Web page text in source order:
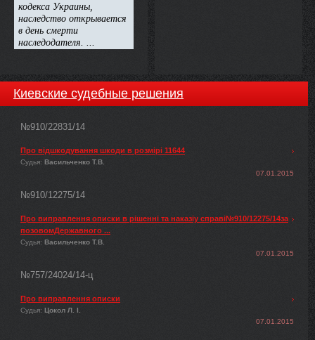
Киевские судебные решения
№910/22831/14
Про відшкодування шкоди в розмірі 11644
Судья: Васильченко Т.В.
07.01.2015
№910/12275/14
Про виправлення описки в рішенні та наказіу справі№910/12275/14за
позовомДержавного ...
Судья: Васильченко Т.В.
07.01.2015
№757/24024/14-ц
Про виправлення описки
Судья: Цокол Л. І.
07.01.2015